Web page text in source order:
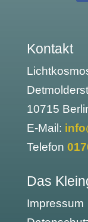
Kontakt
10715
E-Mail:
Telefon
Das
Impressum